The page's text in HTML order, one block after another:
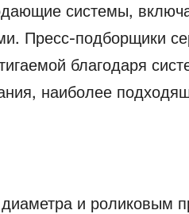
системы,
Пресс-подборщики
благодаря
наиболее
и роликовым